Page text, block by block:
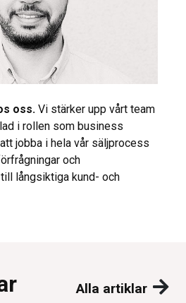
oss. Vi stärker upp vårt team
i rollen som business
jobba i hela vår säljprocess
och
långsiktiga kund- och
Alla artiklar